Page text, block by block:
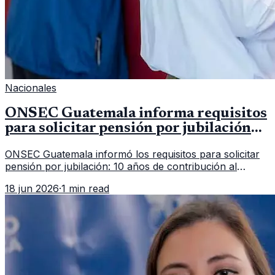
Nacionales
ONSEC Guatemala informa requisitos
para solicitar pensión por jubilación
ONSEC Guatemala informó los requisitos para solicitar
pensión por jubilación: 10 años de contribución al
importar edad.
18 jun 2026·1 min read